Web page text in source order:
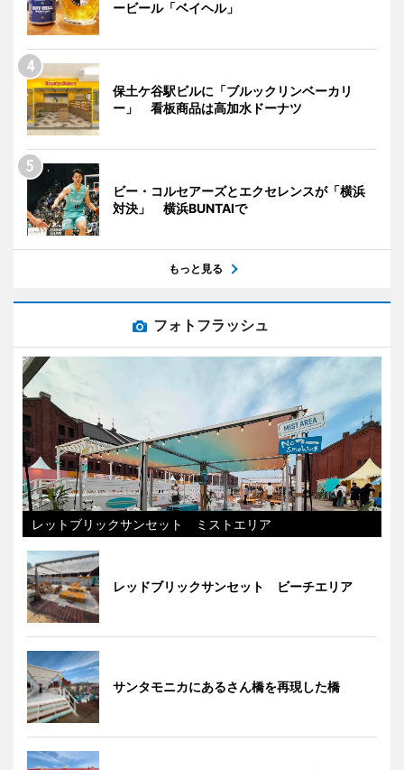
ービール「ベイヘル」
保土ケ谷駅ビルに「ブルックリンベーカリ
ー」 看板商品は高加水ドーナツ
ビー・コルセアーズとエクセレンスが「横浜
対決」 横浜BUNTAIで
もっと見る
フォトフラッシュ
レットブリックサンセット ミストエリア
レッドブリックサンセット ビーチエリア
サンタモニカにあるさん橋を再現した橋